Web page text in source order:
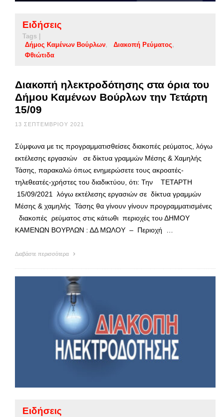
Ειδήσεις
Tags |
Δήμος Καμένων Βούρλων
Διακοπή Ρεύματος
Φθιώτιδα
Διακοπή ηλεκτροδότησης στα όρια του
Δήμου Καμένων Βούρλων την Τετάρτη
15/09
13 ΣΕΠΤΕΜΒΡΊΟΥ 2021
Σύμφωνα με τις προγραμματισθείσες διακοπές ρεύματος, λόγω
εκτέλεσης εργασιών σε δίκτυα γραμμών Μέσης & Χαμηλής
Τάσης, παρακαλώ όπως ενημερώσετε τους ακροατές-
τηλεθεατές-χρήστες του διαδικτύου, ότι: Την ΤΕΤΑΡΤΗ
15/09/2021 λόγω εκτέλεσης εργασιών σε δίκτυα γραμμών
Μέσης & χαμηλής Τάσης θα γίνουν γίνουν προγραμματισμένες
διακοπές ρεύματος στις κάτωθι περιοχές του ΔΗΜΟΥ
ΚΑΜΕΝΩΝ ΒΟΥΡΛΩΝ : ΔΔ ΜΩΛΟΥ – Περιοχή …
Διαβάστε περισσότερα
Ειδήσεις